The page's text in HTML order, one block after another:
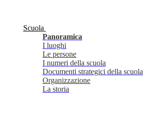
Scuola
Panoramica
I luoghi
Le persone
I numeri della scuola
Documenti strategici della scuola
Organizzazione
La storia